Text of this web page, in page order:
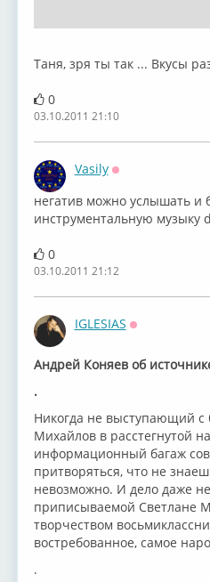
Таня, зря ты так ... Вкусы
0
03.10.2011 21:10
Vasily
негатив можно услышать и
инструментальную музыку
0
03.10.2011 21:12
IGLESIAS
Андрей Коняев об
.
Никогда не выступающий с
Михайлов в расстегнутой
информационный багаж
притворяться, что не
невозможно. И дело даже
приписываемой Светлане
творчеством
востребованное, самое
.